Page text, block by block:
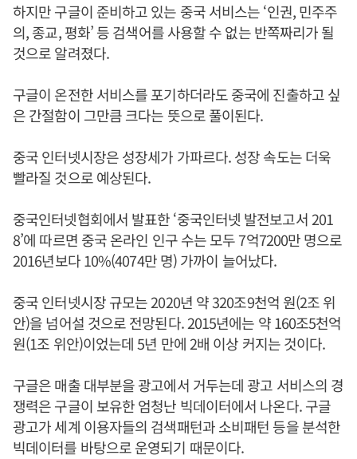
하지만 구글이 준비하고 있는 중국 서비스는 ‘인권, 민주주
의, 종교, 평화’ 등 검색어를 사용할 수 없는 반쪽짜리가 될
것으로 알려졌다.
구글이 온전한 서비스를 포기하더라도 중국에 진출하고 싶
은 간절함이 그만큼 크다는 뜻으로 풀이된다.
중국 인터넷시장은 성장세가 가파르다. 성장 속도는 더욱
빨라질 것으로 예상된다.
중국인터넷협회에서 발표한 ‘중국인터넷 발전보고서 201
8’에 따르면 중국 온라인 인구 수는 모두 7억7200만 명으로
2016년보다 10%(4074만 명) 가까이 늘어났다.
중국 인터넷시장 규모는 2020년 약 320조9천억 원(2조 위
안)을 넘어설 것으로 전망된다. 2015년에는 약 160조5천억
원(1조 위안)이었는데 5년 만에 2배 이상 커지는 것이다.
구글은 매출 대부분을 광고에서 거두는데 광고 서비스의 경
쟁력은 구글이 보유한 엄청난 빅데이터에서 나온다. 구글
광고가 세계 이용자들의 검색패턴과 소비패턴 등을 분석한
빅데이터를 바탕으로 운영되기 때문이다.